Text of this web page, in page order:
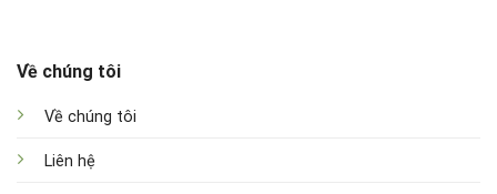
Về chúng tôi
Về chúng tôi
Liên hệ